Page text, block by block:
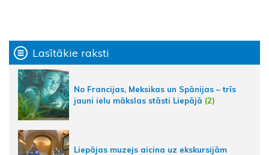
Lasītākie raksti
No Francijas, Meksikas un Spānijas – trīs
jauni ielu mākslas stāsti Liepājā (2)
Liepājas muzejs aicina uz ekskursijām